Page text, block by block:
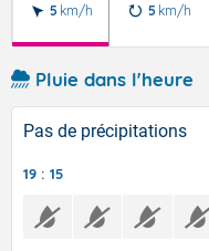
5 km/h 5 km/h
Pluie dans l'heure
Pas de précipitations
19 : 15